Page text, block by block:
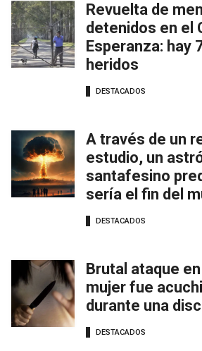
Revuelta de
detenidos en el
Esperanza: hay
heridos
DESTACADOS
A través de un
estudio, un
santafesino
sería el fin del
DESTACADOS
Brutal ataque
mujer fue
durante una
DESTACADOS